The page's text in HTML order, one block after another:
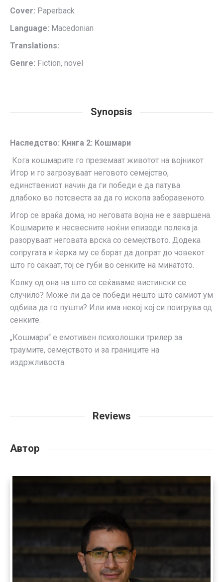
Cover: Paperback
Language: Macedonian
Translations:
Genre: Fiction, novel
Synopsis
Наследство: Книга 2: Кошмари
Кога кошмарите го преземаат животот на војникот
Игор и го загрозуваат неговото семејство,
единствениот начин да ги победи е да патува
длабоко во потсвеста за да го ископа заборавеното.
Игор се враќа дома, но неговата војна не е завршена.
Кошмарите и несвесните ноќни епизоди полека ја
разоруваат неговата врска со семејството. Додека
сопругата и ќерка му се борат да допрат до човекот
што го сакаат, тој се губи во сенките на минатото.
Колку од она на што се сеќаваме вистински се
случило? Може ли да се победи нешто што самиот ум
одбива да го пушти? Или има некој кој си поигрува од
сенките.
„Кошмари“ е емотивен психолошки трилер за
траумите, семејството и за границите на
издржливоста.
Reviews
Автор